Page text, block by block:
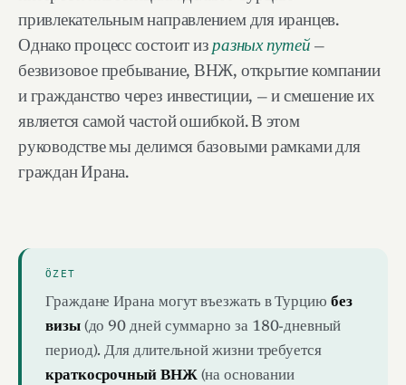
привлекательным направлением для иранцев.
Однако процесс состоит изразных путей —
безвизовое пребывание, ВНЖ, открытие компании
и гражданство через инвестиции, — и смешение их
является самой частой ошибкой. В этом
руководстве мы делимся базовыми рамками для
граждан Ирана.
ÖZET
Граждане Ирана могут въезжать в Турцию без
визы(до 90 дней суммарно за 180-дневный
период). Для длительной жизни требуется
краткосрочный ВНЖ(на основании